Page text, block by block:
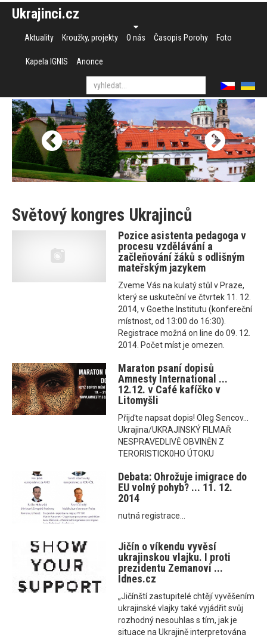
Ukrajinci.cz
Aktuality Kroužky, projekty O nás Časopis Porohy Foto
Kapela IGNIS Anonce
Světový kongres Ukrajinců
Pozice asistenta pedagoga v
procesu vzdělávání a
začleňování žáků s odlišným
mateřským jazykem
Zveme Vás na kulatý stůl v Praze,
který se uskuteční ve čtvrtek 11. 12.
2014, v Goethe Institutu (konfereční
místnost, od 13:00 do 16:30).
Registrace možná on line do 09. 12.
2014. Počet míst je omezen.
Maraton psaní dopisů
Amnesty International ...
12.12. v Café kafíčko v
Litomyšli
Přijďte napsat dopis! Oleg Sencov...
Ukrajina/UKRAJINSKÝ FILMAŘ
NESPRAVEDLIVĚ OBVINĚN Z
TERORISTICK0HO ÚTOKU
Debata: Ohrožuje imigrace do
EU volný pohyb? ... 11. 12.
2014
nutná registrace...
Jičín o víkendu vyvěsí
ukrajinskou vlajku. I proti
prezidentu Zemanovi ...
Idnes.cz
„Jičínští zastupitelé chtějí vyvěšením
ukrajinské vlajky také vyjádřit svůj
rozhodný nesouhlas s tím, jak je
situace na Ukrajině interpretována